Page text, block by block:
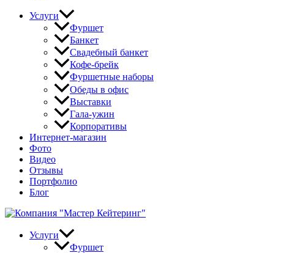
Услуги
Фуршет
Банкет
Свадебный банкет
Кофе-брейк
Фуршетные наборы
Обеды в офис
Выставки
Гала-ужин
Корпоративы
Интернет-магазин
Фото
Видео
Отзывы
Портфолио
Блог
Услуги
Фуршет